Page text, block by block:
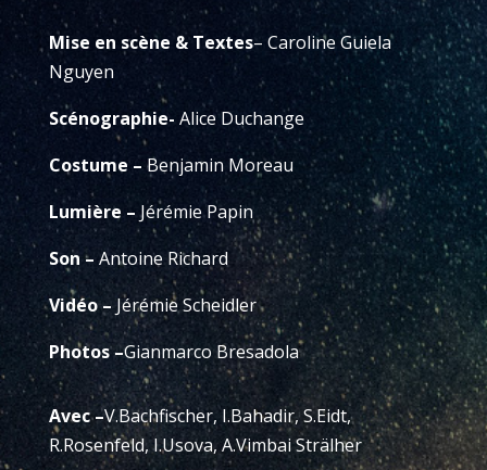
Mise en scène & Textes– Caroline Guiela
Nguyen
Scénographie- Alice Duchange
Costume – Benjamin Moreau
Lumière – Jérémie Papin
Son – Antoine Richard
Vidéo – Jérémie Scheidler
Photos–Gianmarco Bresadola
Avec–V.Bachfischer, I.Bahadir, S.Eidt,
R.Rosenfeld, I.Usova, A.Vimbai Strälher